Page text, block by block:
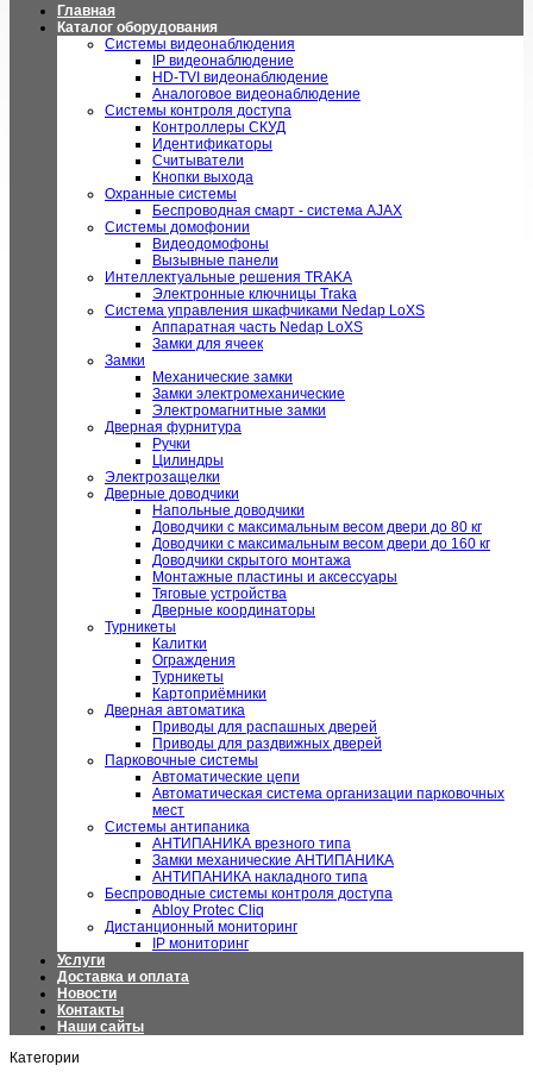
Главная
Каталог оборудования
Системы видеонаблюдения
IP видеонаблюдение
HD-TVI видеонаблюдение
Аналоговое видеонаблюдение
Системы контроля доступа
Контроллеры СКУД
Идентификаторы
Считыватели
Кнопки выхода
Охранные системы
Беспроводная смарт - система AJAX
Системы домофонии
Видеодомофоны
Вызывные панели
Интеллектуальные решения TRAKA
Электронные ключницы Traka
Система управления шкафчиками Nedap LoXS
Аппаратная часть Nedap LoXS
Замки для ячеек
Замки
Механические замки
Замки электромеханические
Электромагнитные замки
Дверная фурнитура
Ручки
Цилиндры
Электрозащелки
Дверные доводчики
Напольные доводчики
Доводчики с максимальным весом двери до 80 кг
Доводчики с максимальным весом двери до 160 кг
Доводчики скрытого монтажа
Монтажные пластины и аксессуары
Тяговые устройства
Дверные координаторы
Турникеты
Калитки
Ограждения
Турникеты
Картоприёмники
Дверная автоматика
Приводы для распашных дверей
Приводы для раздвижных дверей
Парковочные системы
Автоматические цепи
Автоматическая система организации парковочных
мест
Системы антипаника
АНТИПАНИКА врезного типа
Замки механические АНТИПАНИКА
АНТИПАНИКА накладного типа
Беспроводные системы контроля доступа
Abloy Protec Cliq
Дистанционный мониторинг
IP мониторинг
Услуги
Доставка и оплата
Новости
Контакты
Наши сайты
Категории